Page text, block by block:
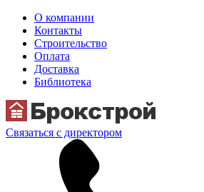
О компании
Контакты
Строительство
Оплата
Доставка
Библиотека
Связаться с директором